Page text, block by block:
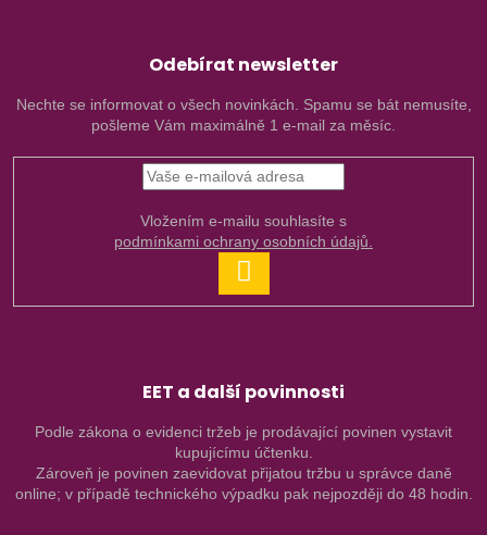
Odebírat newsletter
Nechte se informovat o všech novinkách. Spamu se bát nemusíte,
pošleme Vám maximálně 1 e-mail za měsíc.
podmínkami ochrany osobních údajů.
SE
EET a další povinnosti
Podle zákona o evidenci tržeb je prodávající povinen vystavit
kupujícímu účtenku.
Zároveň je povinen zaevidovat přijatou tržbu u správce daně
online; v případě technického výpadku pak nejpozději do 48 hodin.